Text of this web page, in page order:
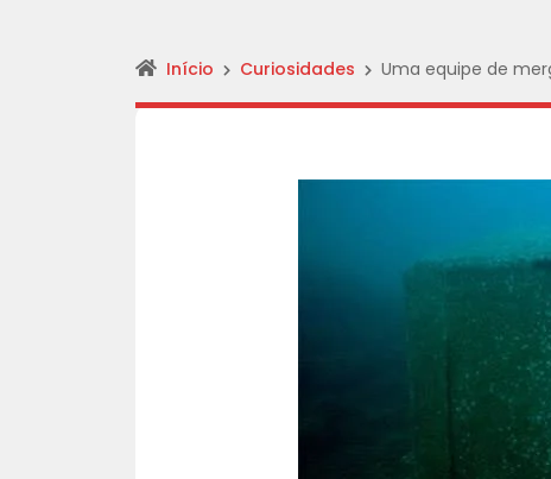
Início Curiosidades Uma equipe de